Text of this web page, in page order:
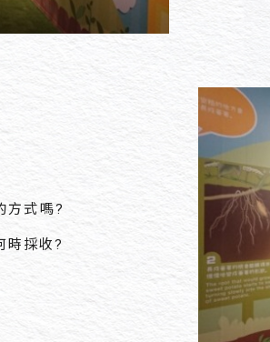
方式嗎?
時採收?